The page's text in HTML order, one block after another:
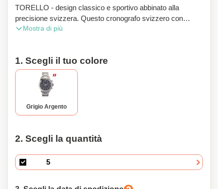
TORELLO - design classico e sportivo abbinato alla
precisione svizzera. Questo cronografo svizzero con
ampio display (larghezza 42mm) ha tutte le caratteristiche
metri (10 ATM), cassa in acciaio inossidabile
ipoallergenico, cinturino in acciaio inossidabile e chiusura a
battente. Questo prodotto può anche essere
personalizzato.
Mostra di più
1. Scegli il tuo colore
Grigio Argento
2. Scegli la quantità